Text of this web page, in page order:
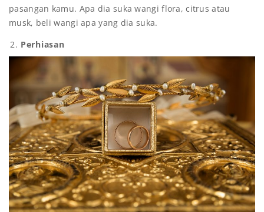
pasangan kamu. Apa dia suka wangi flora, citrus atau
musk, beli wangi apa yang dia suka.
Perhiasan